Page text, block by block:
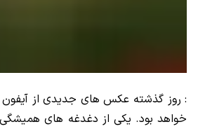
خواهد بود. یکی از دغدغه های